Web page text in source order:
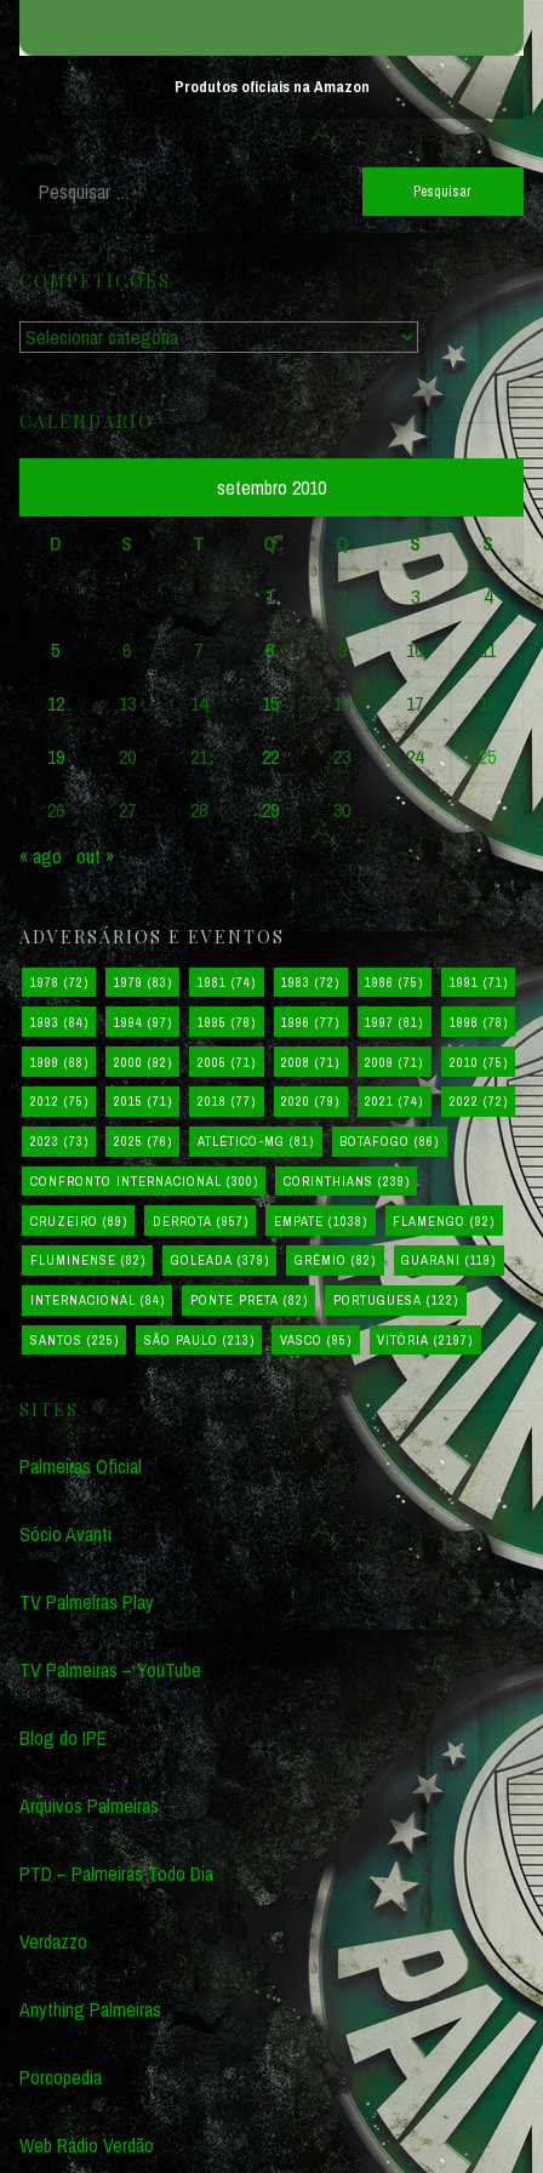
Produtos oficiais na Amazon
Pesquisar
por:
COMPETIÇÕES
Competições
CALENDÁRIO
setembro 2010
D S T Q Q S
S
1
2 3
4
5
6 7 8 9 10
11
12
13 14 15 16 17
18
19
20 21 22 23 24
25
26
27 28 29
30
« ago out »
ADVERSÁRIOS E EVENTOS
1978 (72) 1979 (83) 1981 (74) 1983 (72) 1986 (75) 1991 (71)
1993 (84) 1994 (97) 1995 (76) 1996 (77) 1997 (81) 1998 (78)
1999 (88) 2000 (92) 2005 (71) 2008 (71) 2009 (71) 2010 (75)
2012 (75) 2015 (71) 2018 (77) 2020 (79) 2021 (74) 2022 (72)
2023 (73) 2025 (76) ATLÉTICO-MG (81) BOTAFOGO (86)
CONFRONTO INTERNACIONAL (300) CORINTHIANS (239)
CRUZEIRO (89) DERROTA (957) EMPATE (1038) FLAMENGO (92)
FLUMINENSE (82) GOLEADA (379) GRÊMIO (82) GUARANI (119)
INTERNACIONAL (84) PONTE PRETA (82) PORTUGUESA (122)
SANTOS (225) SÃO PAULO (213) VASCO (95) VITÓRIA (2197)
SITES
Palmeiras Oficial
Sócio Avanti
TV Palmeiras Play
TV Palmeiras – YouTube
Blog do IPE
Arquivos Palmeiras
PTD – Palmeiras Todo Dia
Verdazzo
Anything Palmeiras
Porcopedia
Web Rádio Verdão